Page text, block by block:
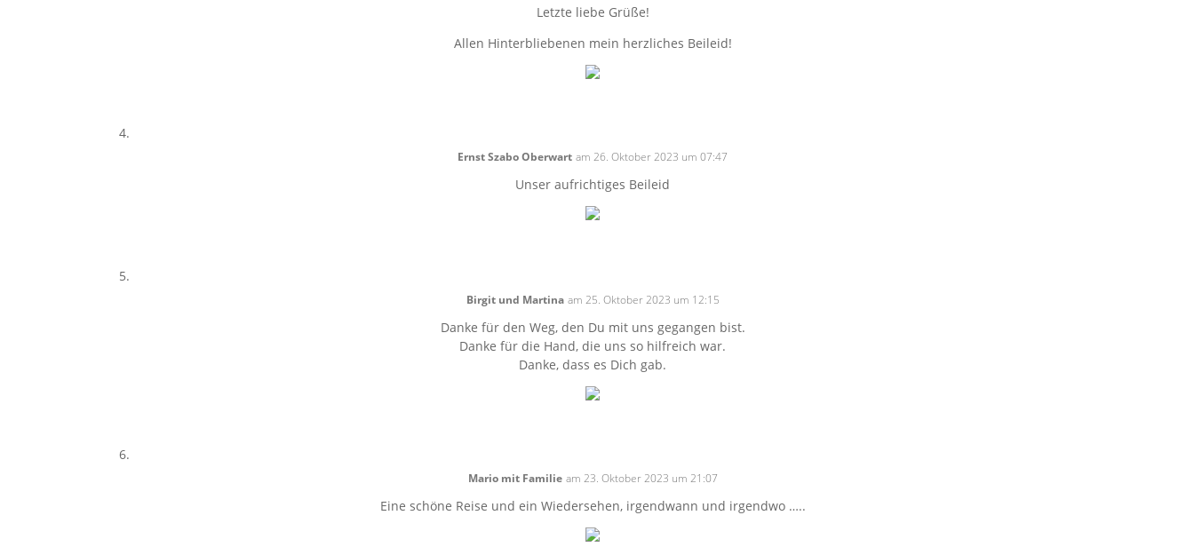
Letzte liebe Grüße!
Allen Hinterbliebenen mein herzliches Beileid!
Ernst Szabo Oberwart am 26. Oktober 2023 um 07:47
Unser aufrichtiges Beileid
Birgit und Martina am 25. Oktober 2023 um 12:15
Danke für den Weg, den Du mit uns gegangen bist.
Danke für die Hand, die uns so hilfreich war.
Danke, dass es Dich gab.
Mario mit Familie am 23. Oktober 2023 um 21:07
Eine schöne Reise und ein Wiedersehen, irgendwann und irgendwo …..